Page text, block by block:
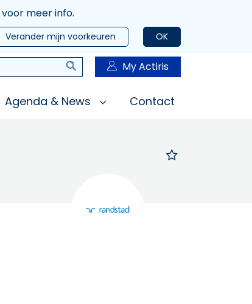
voor meer info.
OK
Verander mijn voorkeuren
Zoeken My Actiris
Agenda & News Contact